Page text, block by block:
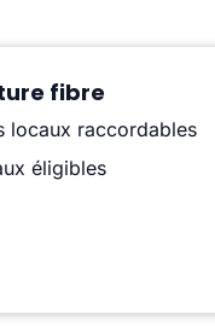
fibre
locaux raccordables
éligibles